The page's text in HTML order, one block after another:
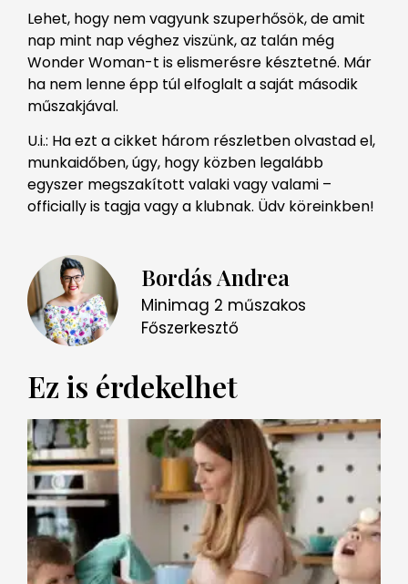
Lehet, hogy nem vagyunk szuperhősök, de amit
nap mint nap véghez viszünk, az talán még
Wonder Woman-t is elismerésre késztetné. Már
ha nem lenne épp túl elfoglalt a saját második
műszakjával.
U.i.: Ha ezt a cikket három részletben olvastad el,
munkaidőben, úgy, hogy közben legalább
egyszer megszakított valaki vagy valami –
officially is tagja vagy a klubnak. Üdv köreinkben!
Bordás Andrea
Minimag 2 műszakos
Főszerkesztő
Ez is érdekelhet